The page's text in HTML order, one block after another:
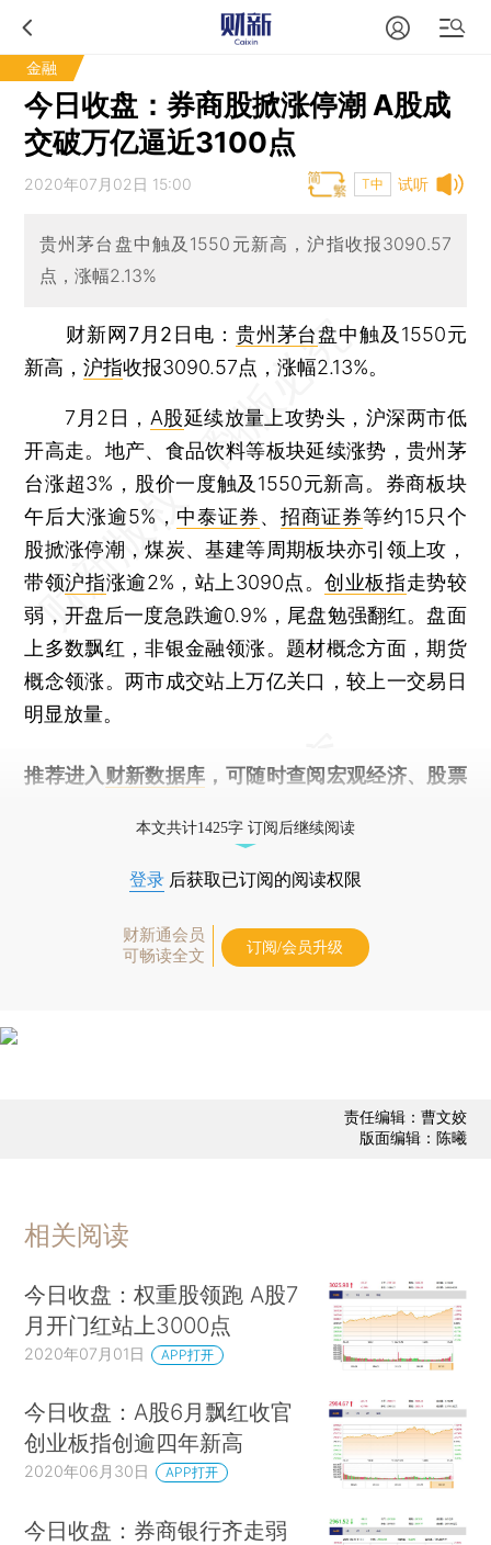
金融
今日收盘：券商股掀涨停潮 A股成
交破万亿逼近3100点
试听
2020年07月02日 15:00 T中
贵州茅台盘中触及1550元新高，沪指收报3090.57
点，涨幅2.13%
财新网7月2日电 ： 贵州茅台盘中触及1550元
新高，沪指收报3090.57点，涨幅2.13%。
7月2日， A股延续放量上攻势头，沪深两市低
开高走。地产、食品饮料等板块延续涨势，贵州茅
台涨超3%，股价一度触及1550元新高。券商板块
午后大涨逾5%， 中泰证券、 招商证券等约15只个
股掀涨停潮，煤炭、基建等周期板块亦引领上攻，
带领沪指涨逾2%，站上3090点。创业板指走势较
弱，开盘后一度急跌逾0.9%，尾盘勉强翻红。盘面
上多数飘红，非银金融领涨。题材概念方面，期货
概念领涨。两市成交站上万亿关口，较上一交易日
明显放量。
推荐进入 财新数据库 ，可随时查阅宏观经济、股票
本文共计1425字 订阅后继续阅读
登录 后获取已订阅的阅读权限
财新通会员
可畅读全文
订阅/会员升级
责任编辑：曹文姣
版面编辑：陈曦
相关阅读
今日收盘：权重股领跑 A股7
月开门红站上3000点
2020年07月01日 APP打开
今日收盘：A股6月飘红收官
创业板指创逾四年新高
2020年06月30日 APP打开
今日收盘：券商银行齐走弱